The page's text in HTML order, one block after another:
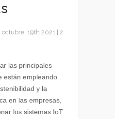
octubre, 19th 2021 2
las principales
están empleando
y la
en las empresas,
los sistemas IoT